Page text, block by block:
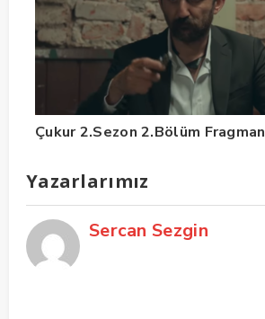
Çukur 2.Sezon 2.Bölüm Fragman
Yazarlarımız
Sercan Sezgin